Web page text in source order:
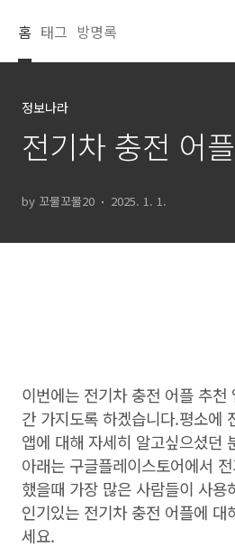
홈 태그 방명록
정보나라
전기차 충전 어
by 꼬물꼬물20 2025. 1. 1.
이번에는 전기차 충전 어플 추천
간 가지도록 하겠습니다.평소에
앱에 대해 자세히 알고싶으셨던
아래는 구글플레이스토어에서
했을때 가장 많은 사람들이 사용
인기있는 전기차 충전 어플에 대
세요.